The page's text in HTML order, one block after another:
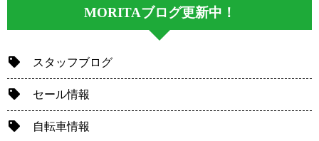
MORITAブログ更新中！
スタッフブログ
セール情報
自転車情報